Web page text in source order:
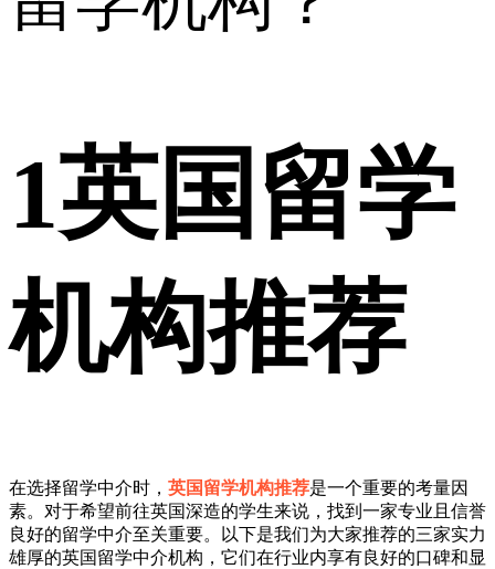
1英国留学
机构推荐
在选择留学中介时， 英国留学机构推荐是一个重要的考量因
素。对于希望前往英国深造的学生来说，找到一家专业且信誉
良好的留学中介至关重要。以下是我们为大家推荐的三家实力
雄厚的英国留学中介机构，它们在行业内享有良好的口碑和显